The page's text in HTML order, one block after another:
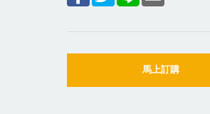
馬上訂購